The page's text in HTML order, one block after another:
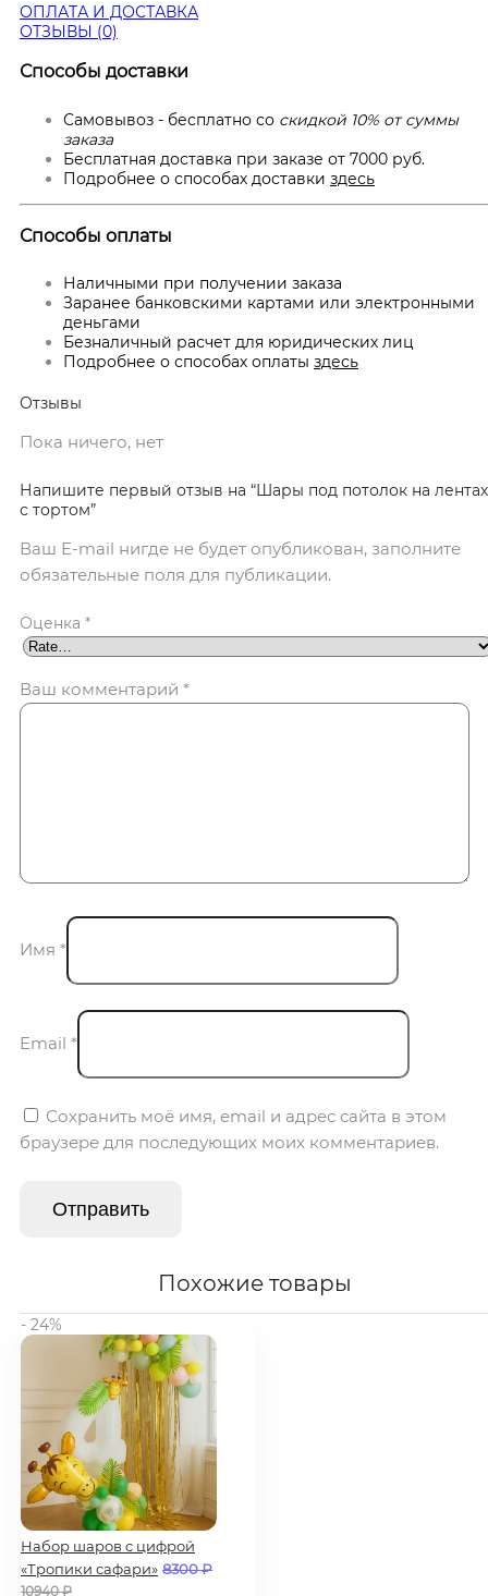
ОПЛАТА И ДОСТАВКА
ОТЗЫВЫ (0)
Способы доставки
Самовывоз - бесплатно со скидкой 10% от суммы
заказа
Бесплатная доставка при заказе от 7000 руб.
Подробнее о способах доставки здесь
Способы оплаты
Наличными при получении заказа
Заранее банковскими картами или электронными
деньгами
Безналичный расчет для юридических лиц
Подробнее о способах оплаты здесь
Отзывы
Пока ничего, нет
Напишите первый отзыв на “Шары под потолок на лентах
с тортом”
Ваш E-mail нигде не будет опубликован, заполните
обязательные поля для публикации.
Оценка *
Ваш комментарий *
Имя *
Email *
Сохранить моё имя, email и адрес сайта в этом
браузере для последующих моих комментариев.
Похожие товары
- 24%
Набор шаров с цифрой
«Тропики сафари» 8300₽
10940₽